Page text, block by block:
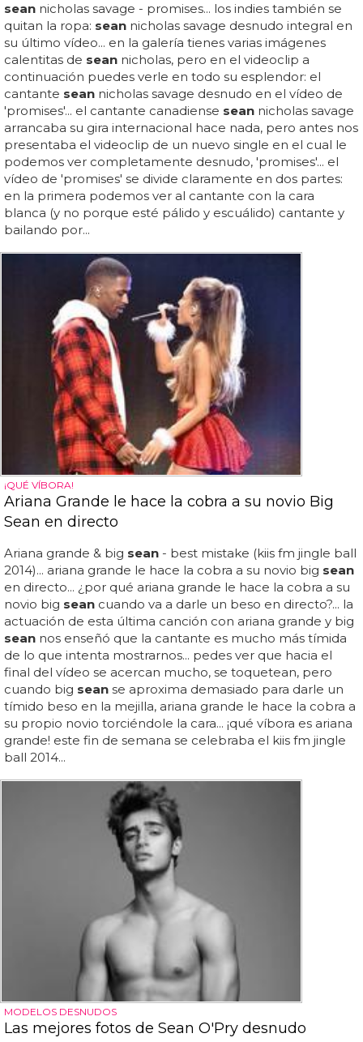
sean nicholas savage - promises... los indies también se
quitan la ropa: sean nicholas savage desnudo integral en
su último vídeo... en la galería tienes varias imágenes
calentitas de sean nicholas, pero en el videoclip a
continuación puedes verle en todo su esplendor: el
cantante sean nicholas savage desnudo en el vídeo de
'promises'... el cantante canadiense sean nicholas savage
arrancaba su gira internacional hace nada, pero antes nos
presentaba el videoclip de un nuevo single en el cual le
podemos ver completamente desnudo, 'promises'... el
vídeo de 'promises' se divide claramente en dos partes:
en la primera podemos ver al cantante con la cara
blanca (y no porque esté pálido y escuálido) cantante y
bailando por...
¡QUÉ VÍBORA!
Ariana Grande le hace la cobra a su novio Big
Sean en directo
Ariana grande & big sean - best mistake (kiis fm jingle ball
2014)... ariana grande le hace la cobra a su novio big sean
en directo... ¿por qué ariana grande le hace la cobra a su
novio big sean cuando va a darle un beso en directo?... la
actuación de esta última canción con ariana grande y big
sean nos enseñó que la cantante es mucho más tímida
de lo que intenta mostrarnos... pedes ver que hacia el
final del vídeo se acercan mucho, se toquetean, pero
cuando big sean se aproxima demasiado para darle un
tímido beso en la mejilla, ariana grande le hace la cobra a
su propio novio torciéndole la cara... ¡qué víbora es ariana
grande! este fin de semana se celebraba el kiis fm jingle
ball 2014...
MODELOS DESNUDOS
Las mejores fotos de Sean O'Pry desnudo